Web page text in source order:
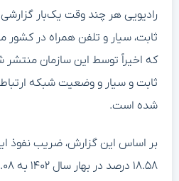
رادیویی هر چند وقت یک‌بار
ثابت، سیار و تلفن همراه در کشور
که اخیراً توسط این سازمان
ثابت و سیار و وضعیت شبکه
شده است.
بر اساس این گزارش، ضریب نفوذ